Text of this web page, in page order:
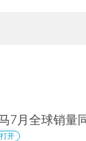
7月全球销量
开